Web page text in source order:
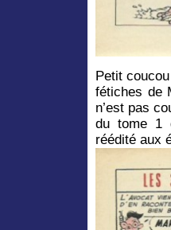
Petit
fétiches de
n’est pas
du tome 1
réédité aux